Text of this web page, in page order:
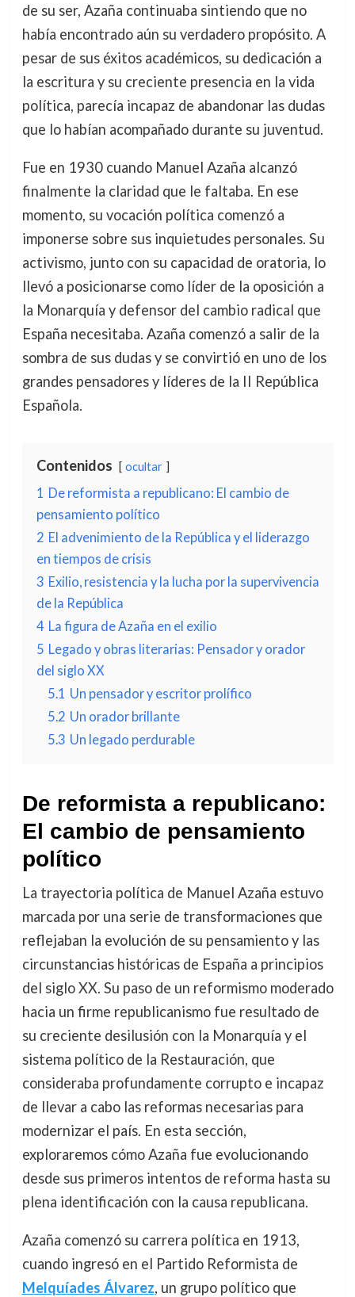
de su ser, Azaña continuaba sintiendo que no
había encontrado aún su verdadero propósito. A
pesar de sus éxitos académicos, su dedicación a
la escritura y su creciente presencia en la vida
política, parecía incapaz de abandonar las dudas
que lo habían acompañado durante su juventud.
Fue en 1930 cuando Manuel Azaña alcanzó
finalmente la claridad que le faltaba. En ese
momento, su vocación política comenzó a
imponerse sobre sus inquietudes personales. Su
activismo, junto con su capacidad de oratoria, lo
llevó a posicionarse como líder de la oposición a
la Monarquía y defensor del cambio radical que
España necesitaba. Azaña comenzó a salir de la
sombra de sus dudas y se convirtió en uno de los
grandes pensadores y líderes de la II República
Española.
Contenidos ocultar
1 De reformista a republicano: El cambio de
pensamiento político
2 El advenimiento de la República y el liderazgo
en tiempos de crisis
3 Exilio, resistencia y la lucha por la supervivencia
de la República
4 La figura de Azaña en el exilio
5 Legado y obras literarias: Pensador y orador
del siglo XX
5.1 Un pensador y escritor prolífico
5.2 Un orador brillante
5.3 Un legado perdurable
De reformista a republicano:
El cambio de pensamiento
político
La trayectoria política de Manuel Azaña estuvo
marcada por una serie de transformaciones que
reflejaban la evolución de su pensamiento y las
circunstancias históricas de España a principios
del siglo XX. Su paso de un reformismo moderado
hacia un firme republicanismo fue resultado de
su creciente desilusión con la Monarquía y el
sistema político de la Restauración, que
consideraba profundamente corrupto e incapaz
de llevar a cabo las reformas necesarias para
modernizar el país. En esta sección,
exploraremos cómo Azaña fue evolucionando
desde sus primeros intentos de reforma hasta su
plena identificación con la causa republicana.
Azaña comenzó su carrera política en 1913,
cuando ingresó en el Partido Reformista de
Melquíades Álvarez, un grupo político que